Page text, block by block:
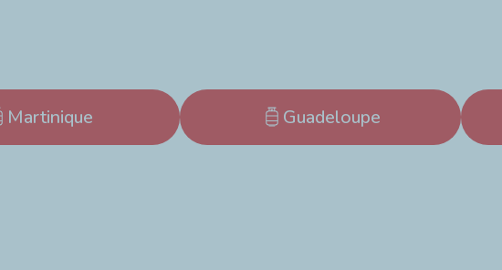
Martinique Guadeloupe